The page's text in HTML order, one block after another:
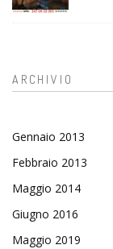
ARCHIVIO
Gennaio 2013
Febbraio 2013
Maggio 2014
Giugno 2016
Maggio 2019